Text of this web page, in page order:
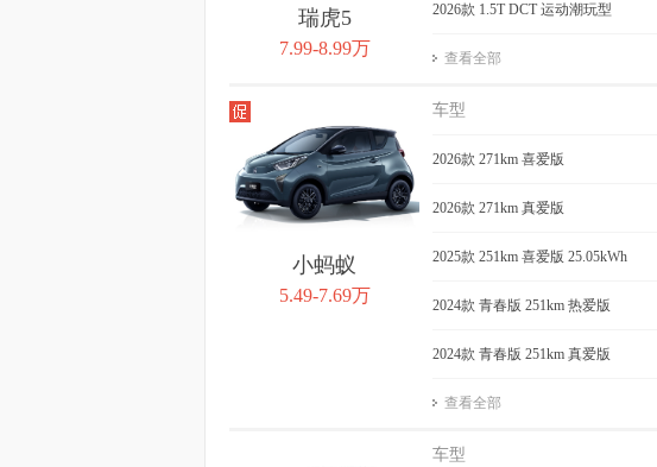
瑞虎5
7.99-8.99万
2026款 1.5T DCT 运动潮玩型
查看全部
小蚂蚁
5.49-7.69万
车型
2026款 271km 喜爱版
2026款 271km 真爱版
2025款 251km 喜爱版 25.05kWh
2024款 青春版 251km 热爱版
2024款 青春版 251km 真爱版
查看全部
车型